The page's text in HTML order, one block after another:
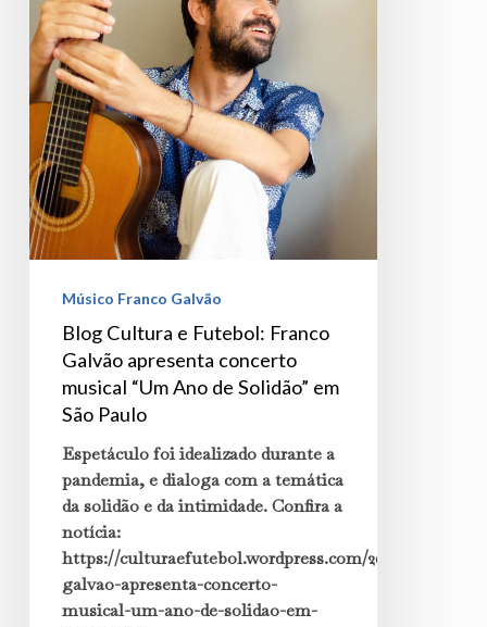
apresenta
concerto
musical
“Um
Ano
de
Solidão”
em
Paulo
Músico Franco Galvão
Blog Cultura e Futebol: Franco
Galvão apresenta concerto
musical “Um Ano de Solidão” em
São Paulo
Espetáculo foi idealizado durante a
pandemia, e dialoga com a temática
da solidão e da intimidade. Confira a
notícia:
https://culturaefutebol.wordpress.com/2021/03/22/
galvao-apresenta-concerto-
musical-um-ano-de-solidao-em-